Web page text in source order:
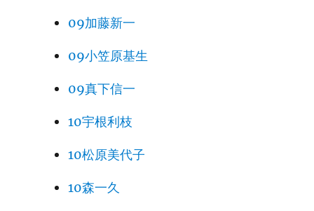
09加藤新一
09小笠原基生
09真下信一
10宇根利枝
10松原美代子
10森一久